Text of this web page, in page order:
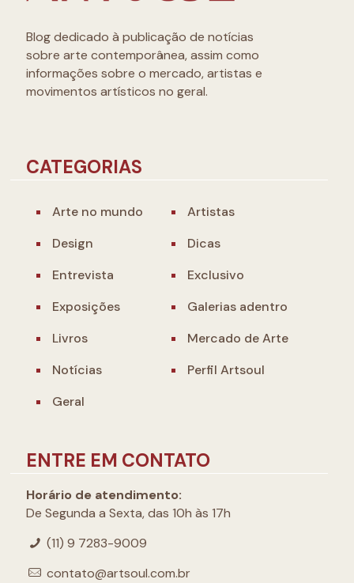
Blog dedicado à publicação de notícias
sobre arte contemporânea, assim como
informações sobre o mercado, artistas e
movimentos artísticos no geral.
CATEGORIAS
Arte no mundo
Artistas
Design
Dicas
Entrevista
Exclusivo
Exposições
Galerias adentro
Livros
Mercado de Arte
Notícias
Perfil Artsoul
Geral
ENTRE EM CONTATO
Horário de atendimento:
De Segunda a Sexta, das 10h às 17h
(11) 9 7283-9009
contato@artsoul.com.br